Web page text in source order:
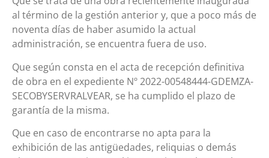
al término de la gestión anterior y, que a poco más de
noventa días de haber asumido la actual
administración, se encuentra fuera de uso.
Que según consta en el acta de recepción definitiva
de obra en el expediente Nº 2022-00548444-GDEMZA-
SECOBYSERVRALVEAR, se ha cumplido el plazo de
garantía de la misma.
Que en caso de encontrarse no apta para la
exhibición de las antigüedades, reliquias o demás